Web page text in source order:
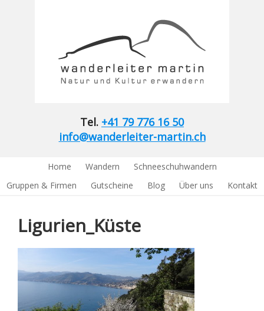
Tel. +41 79 776 16 50
info@wanderleiter-martin.ch
Home Wandern
Schneeschuhwandern
Gruppen & Firmen
Gutscheine Blog Über uns Kontakt
Ligurien_Küste